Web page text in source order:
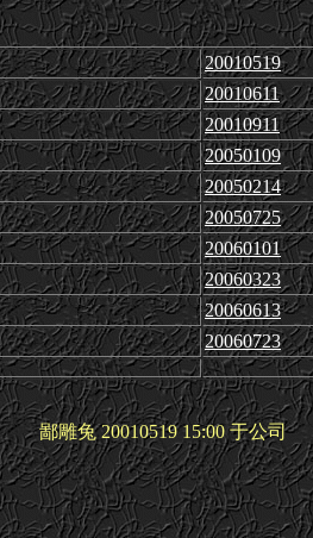
20010519
20010611
20010911
20050109
20050214
20050725
20060101
20060323
20060613
20060723
鄙雕兔 20010519 15:00 于公司